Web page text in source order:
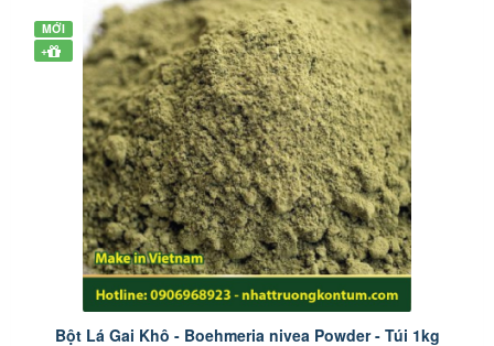
MỚI
+
Bột Lá Gai Khô - Boehmeria nivea Powder - Túi 1kg